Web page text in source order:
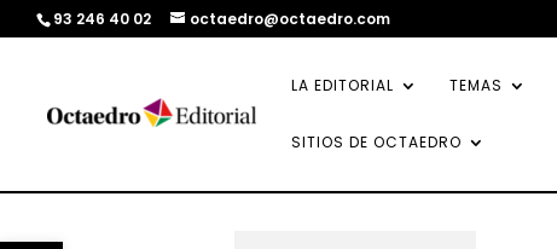
93 246 40 02 octaedro@octaedro.com
LA EDITORIAL TEMAS
SITIOS DE OCTAEDRO